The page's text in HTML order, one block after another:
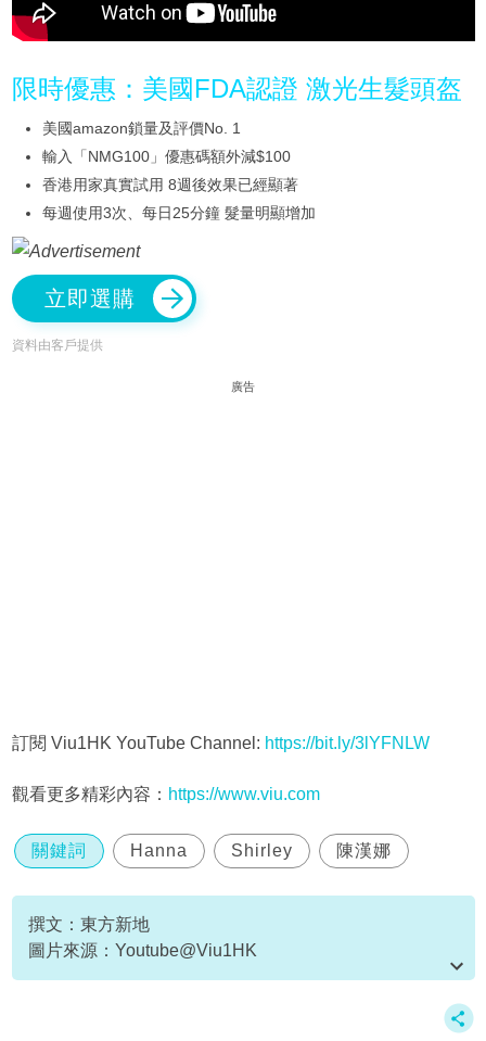
限時優惠：美國FDA認證 激光生髮頭盔
美國amazon鎖量及評價No. 1
輸入「NMG100」優惠碼額外減$100
香港用家真實試用 8週後效果已經顯著
每週使用3次、每日25分鐘 髮量明顯增加
立即選購
資料由客戶提供
廣告
訂閱 Viu1HK YouTube Channel: https://bit.ly/3lYFNLW
觀看更多精彩內容： https://www.viu.com
關鍵詞 Hanna Shirley 陳漢娜
撰文：東方新地
圖片來源：Youtube@Viu1HK
資料或影片來源：Youtube@Viu1HK